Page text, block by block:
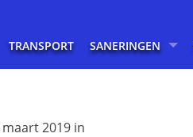
TRANSPORT SANERINGEN
maart 2019 in